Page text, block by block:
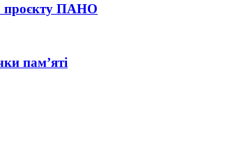
проєкту ПАНО
пам’яті